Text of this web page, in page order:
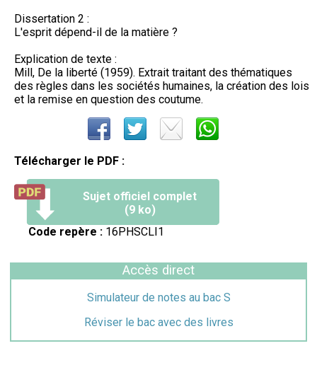
Dissertation 2 :
L'esprit dépend-il de la matière ?
Explication de texte :
Mill, De la liberté (1959). Extrait traitant des thématiques
des règles dans les sociétés humaines, la création des lois
et la remise en question des coutume.
Télécharger le PDF :
Sujet officiel complet
(9 ko)
Code repère : 16PHSCLI1
Accès direct
Simulateur de notes au bac S
Réviser le bac avec des livres